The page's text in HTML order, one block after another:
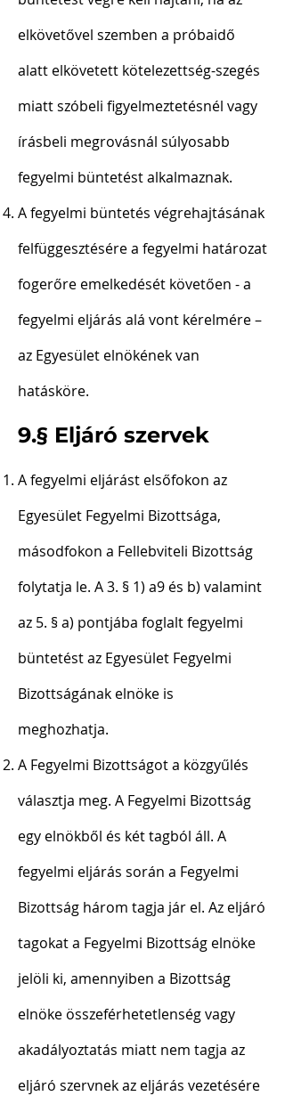
elkövetővel szemben a próbaidő
alatt elkövetett kötelezettség-szegés
miatt szóbeli figyelmeztetésnél vagy
írásbeli megrovásnál súlyosabb
fegyelmi büntetést alkalmaznak.
A fegyelmi büntetés végrehajtásának
felfüggesztésére a fegyelmi határozat
fogerőre emelkedését követően - a
fegyelmi eljárás alá vont kérelmére –
az Egyesület elnökének van
hatásköre.
9.§ Eljáró szervek
A fegyelmi eljárást elsőfokon az
Egyesület Fegyelmi Bizottsága,
másodfokon a Fellebviteli Bizottság
folytatja le. A 3. § 1) a9 és b) valamint
az 5. § a) pontjába foglalt fegyelmi
büntetést az Egyesület Fegyelmi
Bizottságának elnöke is
meghozhatja.
A Fegyelmi Bizottságot a közgyűlés
választja meg. A Fegyelmi Bizottság
egy elnökből és két tagból áll. A
fegyelmi eljárás során a Fegyelmi
Bizottság három tagja jár el. Az eljáró
tagokat a Fegyelmi Bizottság elnöke
jelöli ki, amennyiben a Bizottság
elnöke összeférhetetlenség vagy
akadályoztatás miatt nem tagja az
eljáró szervnek az eljárás vezetésére